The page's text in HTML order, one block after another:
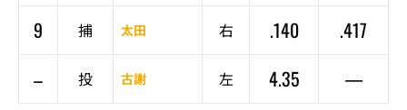
9
捕 太田 右 .140
.417
–
投 古謝 左 4.35 —